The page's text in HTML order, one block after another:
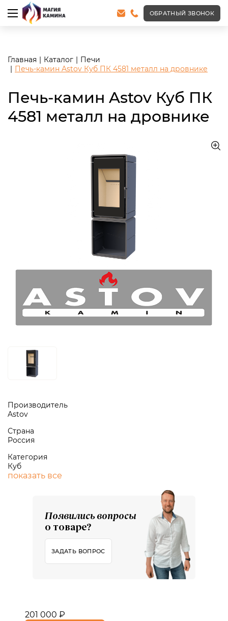
<meta name="robots" content="noindex, follow"/>
ОБРАТНЫЙ ЗВОНОК
Главная Каталог
Печи
Печь-камин Astov Куб ПК 4581 металл на дровнике
Печь-камин Astov Куб ПК
4581 металл на дровнике
Производитель
Astov
Страна
Россия
Категория
Куб
показать все
Появились вопросы
о товаре?
ЗАДАТЬ ВОПРОС
201 000 ₽